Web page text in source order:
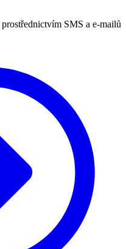
prostřednictvím SMS a e-mailů